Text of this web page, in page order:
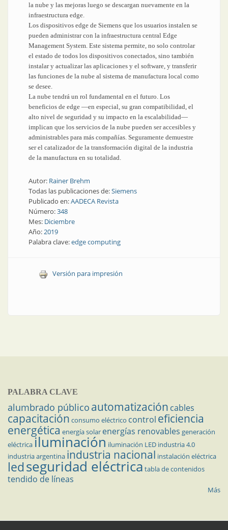
la nube y las mejoras luego se descargan nuevamente en la
infraestructura edge.
Los dispositivos edge de Siemens que los usuarios instalen se
pueden administrar con la infraestructura central Edge
Management System. Este sistema permite, no solo controlar
el estado de todos los dispositivos conectados, sino también
instalar y actualizar las aplicaciones y el software, y transferir
las funciones de la nube al sistema de manufactura local como
se desee.
La nube tendrá un rol fundamental en el futuro. Los
beneficios de edge —en especial, su gran compatibilidad, el
alto nivel de seguridad y su impacto en la escalabilidad—
implican que los servicios de la nube pueden ser accesibles y
administrables para más compañías. Seguramente demuestre
ser el catalizador de la transformación digital de la industria
de la manufactura en su totalidad.
Autor: Rainer Brehm
Todas las publicaciones de:Siemens
Publicado en:AADECA Revista
Número:348
Mes: Diciembre
Año:2019
Palabra clave:edge computing
Versión para impresión
PALABRA CLAVE
alumbrado público automatización cables
capacitación consumo eléctrico control eficiencia
energética energía solar energías renovables generación
eléctricailuminación iluminación LED industria 4.0
industria argentina industria nacional instalación eléctrica
ledseguridad eléctrica tabla de contenidos
tendido de líneas
Más